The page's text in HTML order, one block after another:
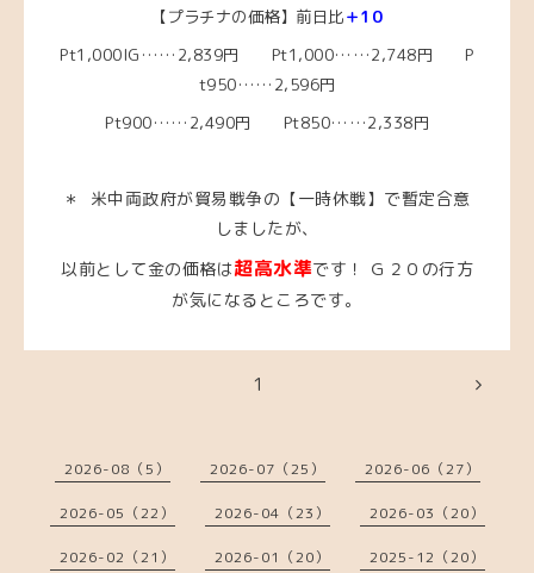
【プラチナの価格】前日比＋10
Pt1,000IG……2,839円 Pt1,000……2,748円 P
t950……2,596円
Pt900……2,490円 Pt850……2,338円
＊
米中両政府が貿易戦争の【一時休戦】で暫定合意
しましたが、
以前として金の価格は超高水準です！ Ｇ２０の行方
が気になるところです。
1
2026-08（5） 2026-07（25） 2026-06（27）
2026-05（22） 2026-04（23） 2026-03（20）
2026-02（21） 2026-01（20） 2025-12（20）